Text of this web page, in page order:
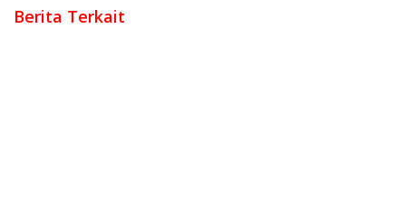
Berita Terkait